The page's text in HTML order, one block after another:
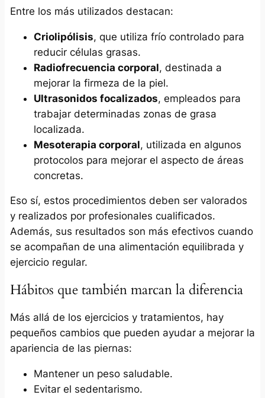
Entre los más utilizados destacan:
Criolipólisis, que utiliza frío controlado para
reducir células grasas.
Radiofrecuencia corporal, destinada a
mejorar la firmeza de la piel.
Ultrasonidos focalizados, empleados para
trabajar determinadas zonas de grasa
localizada.
Mesoterapia corporal, utilizada en algunos
protocolos para mejorar el aspecto de áreas
concretas.
Eso sí, estos procedimientos deben ser valorados
y realizados por profesionales cualificados.
Además, sus resultados son más efectivos cuando
se acompañan de una alimentación equilibrada y
ejercicio regular.
Hábitos que también marcan la diferencia
Más allá de los ejercicios y tratamientos, hay
pequeños cambios que pueden ayudar a mejorar la
apariencia de las piernas:
Mantener un peso saludable.
Evitar el sedentarismo.